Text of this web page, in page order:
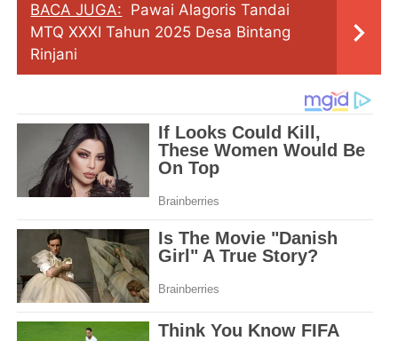
BACA JUGA: Pawai Alagoris Tandai
MTQ XXXI Tahun 2025 Desa Bintang
Rinjani